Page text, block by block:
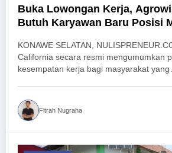
Buka Lowongan Kerja,
Butuh Karyawan Baru Posisi
KONAWE SELATAN,
California secara resmi mengumumkan
kesempatan kerja bagi masyarakat
Fitrah Nugraha